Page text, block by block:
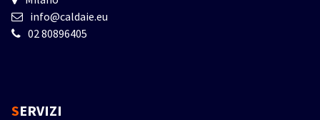
info@caldaie.eu
02 80896405
SERVIZI